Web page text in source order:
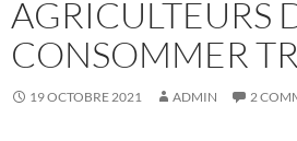
AGRICULTEURS
CONSOMMER
19 OCTOBRE 2021 ADMIN 2